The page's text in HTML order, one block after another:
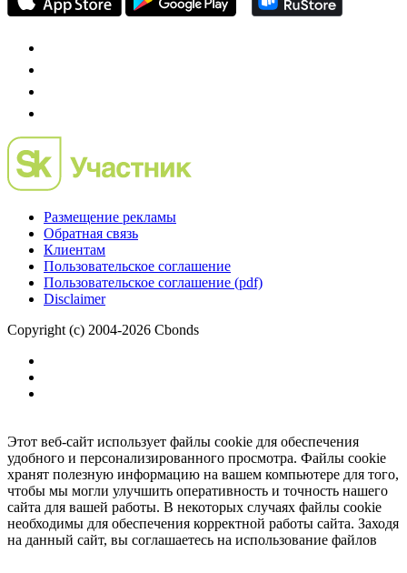
Размещение рекламы
Обратная связь
Клиентам
Пользовательское соглашение
Пользовательское соглашение (pdf)
Disclaimer
Copyright (c) 2004-2026 Cbonds
Этот веб-сайт использует файлы cookie для обеспечения
удобного и персонализированного просмотра. Файлы cookie
хранят полезную информацию на вашем компьютере для того,
чтобы мы могли улучшить оперативность и точность нашего
сайта для вашей работы. В некоторых случаях файлы cookie
необходимы для обеспечения корректной работы сайта. Заходя
на данный сайт, вы соглашаетесь на использование файлов